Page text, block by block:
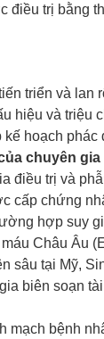
trị bằng
triển và
hiệu và
hoạch phác
chuyên gia
điều trị và
cấp chứng
hợp suy
Châu Âu
sâu tại Mỹ,
biên soạn
mạch bệnh